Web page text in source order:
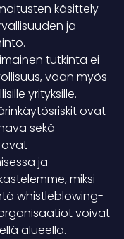
käsittely
ja
tutkinta ei
vaan myös
yrityksille.
ovat
sekä
ovat
ja
miksi
whistleblowing-
voivat
alueella.